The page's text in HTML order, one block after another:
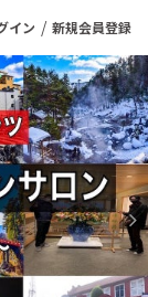
イン / 新規会員登録